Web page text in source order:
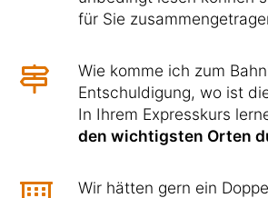
für Sie
Wie komme ich zum
Entschuldigung, wo ist
In Ihrem Expresskurs
den wichtigsten Orten
Wir hätten gern ein